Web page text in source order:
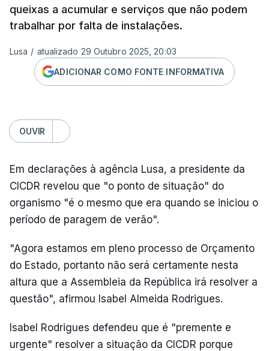
queixas a acumular e serviços que não podem
trabalhar por falta de instalações.
Lusa / atualizado 29 Outubro 2025, 20:03
ADICIONAR COMO FONTE INFORMATIVA
OUVIR
Em declarações à agência Lusa, a presidente da
CICDR revelou que "o ponto de situação" do
organismo "é o mesmo que era quando se iniciou o
período de paragem de verão".
"Agora estamos em pleno processo de Orçamento
do Estado, portanto não será certamente nesta
altura que a Assembleia da República irá resolver a
questão", afirmou Isabel Almeida Rodrigues.
Isabel Rodrigues defendeu que é "premente e
urgente" resolver a situação da CICDR porque